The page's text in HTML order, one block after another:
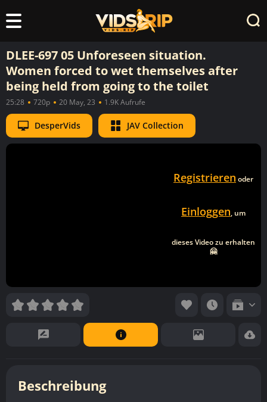
DLEE-697 05 Unforeseen situation.
Women forced to wet themselves after
being held from going to the toilet
25:28 720p 20 May, 23 1.9K Aufrufe
DesperVids JAV Collection
Registrieren oder
Einloggen, um
dieses Video zu erhalten
🤗
Beschreibung